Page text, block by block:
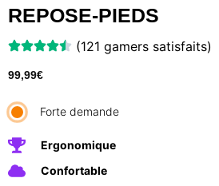
REPOSE-PIEDS
(121 gamers satisfaits)
99,99€
Forte demande
Ergonomique
Confortable